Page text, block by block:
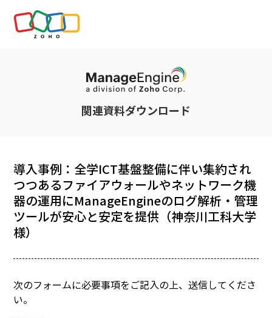
関連資料ダウンロード
導入事例：全学ICT基盤整備に伴い集約され
つつあるファイアウォールやネットワーク機
器の運用にManageEngineのログ解析・管理
ツールが安心と安定を提供（神奈川工科大学
様）
次のフォームに必要事項をご記入の上、送信してくださ
い。